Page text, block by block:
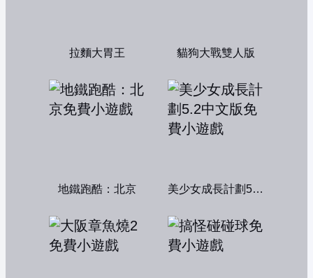
拉麵大胃王 貓狗大戰雙人版
地鐵跑酷：北京 美少女成長計劃5.2中文版